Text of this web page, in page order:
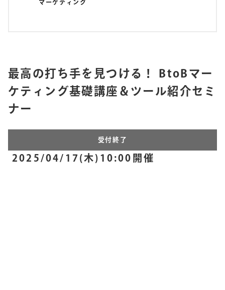
マーケティング
最高の打ち手を見つける！ BtoBマー
ケティング基礎講座＆ツール紹介セミ
ナー
受付終了
2025/04/17(木)10:00開催